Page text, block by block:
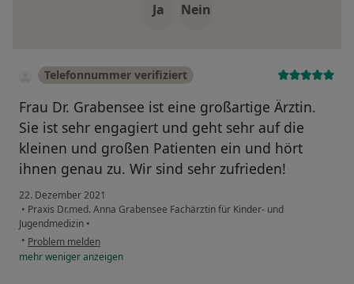
Ja Nein
Telefonnummer verifiziert
Frau Dr. Grabensee ist eine großartige Ärztin.
Sie ist sehr engagiert und geht sehr auf die
kleinen und großen Patienten ein und hört
ihnen genau zu. Wir sind sehr zufrieden!
22. Dezember 2021
• Praxis Dr.med. Anna Grabensee Fachärztin für Kinder- und
Jugendmedizin •
• Problem melden
mehrwenigeranzeigen